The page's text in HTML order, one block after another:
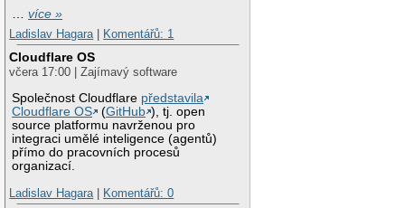
…více »
Ladislav Hagara
Komentářů: 1
Cloudflare OS
včera 17:00 | Zajímavý software
Společnost Cloudflare představila
Cloudflare OS
(GitHub ), tj. open
source platformu navrženou pro
integraci umělé inteligence (agentů)
přímo do pracovních procesů
organizací.
Ladislav Hagara
Komentářů: 0